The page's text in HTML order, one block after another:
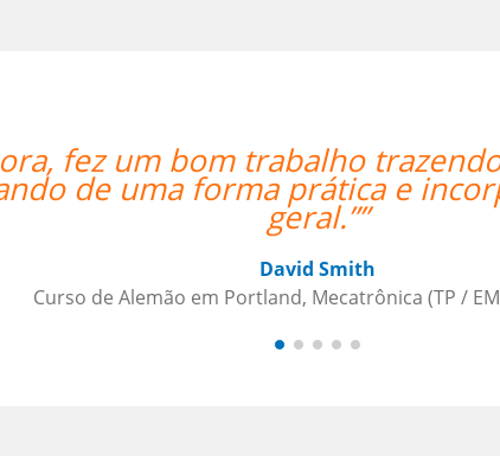
relacionados aos
com a aprendizagem em
Daimler